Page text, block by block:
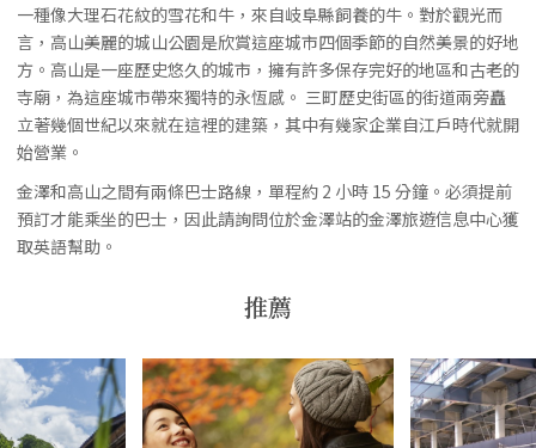
一種像大理石花紋的雪花和牛，來自岐阜縣飼養的牛。對於觀光而
言，高山美麗的城山公園是欣賞這座城市四個季節的自然美景的好地
方。高山是一座歷史悠久的城市，擁有許多保存完好的地區和古老的
寺廟，為這座城市帶來獨特的永恆感。 三町歷史街區的街道兩旁矗
立著幾個世紀以來就在這裡的建築，其中有幾家企業自江戶時代就開
始營業。
金澤和高山之間有兩條巴士路線，單程約 2 小時 15 分鐘。必須提前
預訂才能乘坐的巴士，因此請詢問位於金澤站的金澤旅遊信息中心獲
取英語幫助。
推薦